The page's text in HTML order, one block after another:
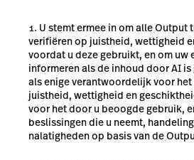
U stemt ermee in om alle Output
verifiëren op juistheid, wettigheid
voordat u deze gebruikt, en om uw
informeren als de inhoud door AI
als enige verantwoordelijk voor
juistheid, wettigheid en
voor het door u beoogde gebruik,
beslissingen die u neemt,
nalatigheden op basis van de